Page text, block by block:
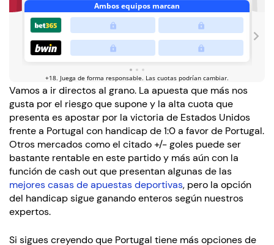
Vamos a ir directos al grano. La apuesta que más nos
gusta por el riesgo que supone y la alta cuota que
presenta es apostar por la victoria de Estados Unidos
frente a Portugal con handicap de 1:0 a favor de Portugal.
Otros mercados como el citado +/- goles puede ser
bastante rentable en este partido y más aún con la
función de cash out que presentan algunas de las
mejores casas de apuestas deportivas, pero la opción
del handicap sigue ganando enteros según nuestros
expertos.
Si sigues creyendo que Portugal tiene más opciones de